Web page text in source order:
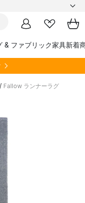
& ファブリック家具新着
/ Fallow ランナーラグ